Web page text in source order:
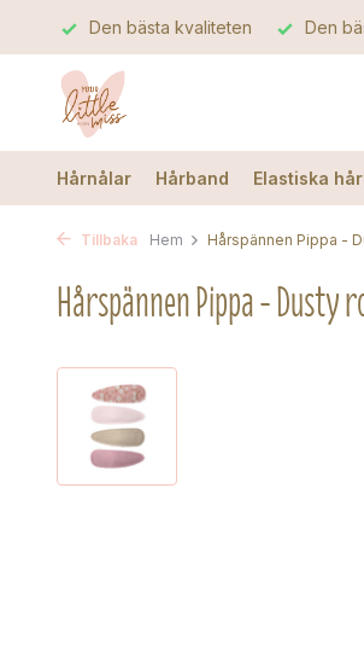
Den bästa kvaliteten Den
Hårnålar Hårband Elastiska
Tillbaka Hem Hårspännen Pippa -
Hårspännen Pippa - Dusty